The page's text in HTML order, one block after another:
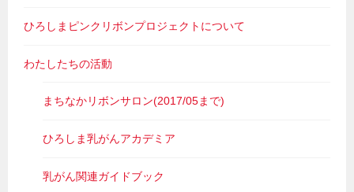
ひろしまピンクリボンプロジェクトについて
わたしたちの活動
まちなかリボンサロン(2017/05まで)
ひろしま乳がんアカデミア
乳がん関連ガイドブック